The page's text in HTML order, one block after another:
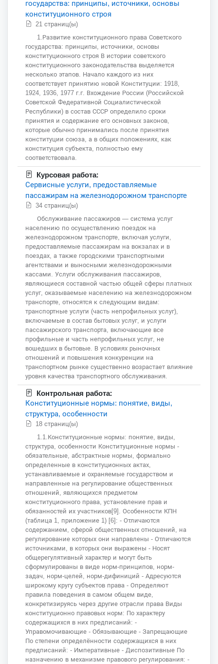
государства: принципы, источники, основы
конституционного строя
21 страниц(ы)
1.Развитие конституционного права Советского
государства: принципы, источники, основы
конституционного строя В истории советского
конституционного законодательства выделяется
несколько этапов. Начало каждого из них
соответствует принятию новой Конституции: 1918,
1924, 1936, 1977 г.г. Вхождение России (Российской
Советской Федеративной Социалистической
Республики) в состав СССР определило сроки
принятия и содержание его основных законов,
которые обычно принимались после принятия
конституции союза, а в общих положениях, как
конституция субъекта, полностью ему
соответствовала.
Курсовая работа:
Сервисные услуги, предоставляемые
пассажирам на железнодорожном транспорте
34 страниц(ы)
Обслуживание пассажиров — система услуг
населению по осуществлению поездок на
железнодорожном транспорте, включая услуги,
предоставляемые пассажирам на вокзалах и в
поездах, а также городскими транспортными
агентствами и выносными железнодорожными
кассами. Услуги обслуживания пассажиров,
являющиеся составной частью общей сферы платных
услуг, оказываемые населению на железнодорожном
транспорте, относятся к следующим видам:
транспортные услуги (часть непрофильных услуг),
включаемые в состав бытовых услуг, и услуги
пассажирского транспорта, включающие все
профильные и часть непрофильных услуг, не
вошедших в бытовые. В условиях рыночных
отношений и повышения конкуренции на
транспортном рынке существенно возрастает влияние
уровня качества транспортного обслуживания.
Контрольная работа:
Конституционные нормы: понятие, виды,
структура, особенности
18 страниц(ы)
1.1.Конституционные нормы: понятие, виды,
структура, особенности Конституционные нормы -
обязательные, абстрактные нормы, формально
определенные в конституционных актах,
устанавливаемые и охраняемые государством и
направленные на регулирование общественных
отношений, являющихся предметом
конституционного права, установление прав и
обязанностей их участников[9]. Особенности КПН
(таблица 1, приложение 1) [6]: - Отличаются
содержанием, сферой общественных отношений, на
регулирование которых они направлены - Отличаются
источниками, в которых они выражены - Носят
общерегулятивный характер и могут быть
сформулированы в виде норм-принципов, норм-
задач, норм-целей, норм-дифиниций - Адресуются
широкому кругу субъектов права - Определяют
правила поведения в самом общем виде,
конкретизируясь через другие отрасли права Виды
конституционно правовых норм: По характеру
содержащихся в них предписаний: -
Управомочивающие - Обязывающие - Запрещающие
По степени определённости содержащихся в них
предписаний: - Императивные - Диспозитивные По
назначению в механизме правового регулирования: -